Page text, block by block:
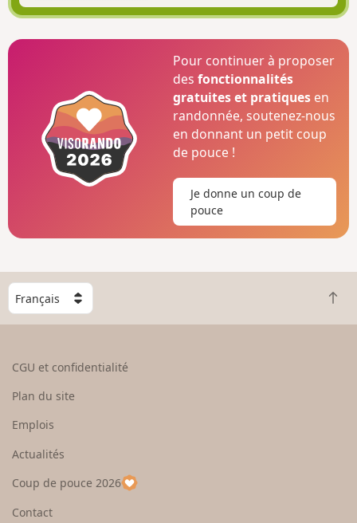
Pour continuer à proposer
desfonctionnalités
gratuites et pratiques en
randonnée, soutenez-nous
en donnant un petit coup
de pouce !
Je donne un coup de
pouce
C
h
o
e
u
p
a
R
e
CGU et confidentialité
Plan du site
Emplois
Actualités
Coup de pouce 2026
Contact